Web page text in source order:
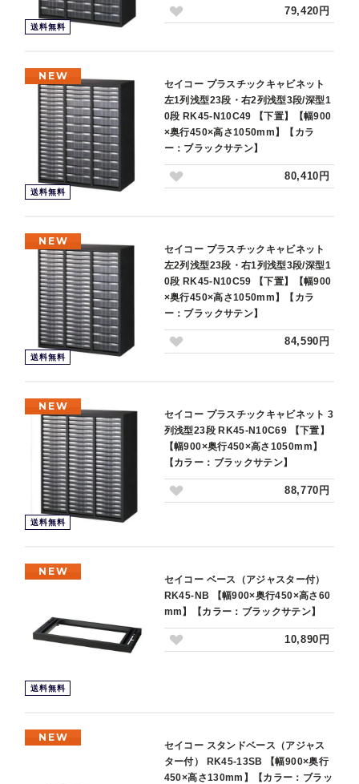
送料無料
79,420円
NEW
送料無料
セイコー プラスチックキャビネット
左1列浅型23段・右2列浅型3段/深型1
0段 RK45-N10C49 【下置】【幅900
×奥行450×高さ1050mm】【カラ
ー：ブラックサテン】
80,410円
NEW
送料無料
セイコー プラスチックキャビネット
左2列浅型23段・右1列浅型3段/深型1
0段 RK45-N10C59 【下置】【幅900
×奥行450×高さ1050mm】【カラ
ー：ブラックサテン】
84,590円
NEW
送料無料
セイコー プラスチックキャビネット 3
列浅型23段 RK45-N10C69 【下置】
【幅900×奥行450×高さ1050mm】
【カラー：ブラックサテン】
88,770円
NEW
送料無料
セイコー ベース（アジャスター付）
RK45-NB 【幅900×奥行450×高さ60
mm】【カラー：ブラックサテン】
10,890円
NEW
セイコー スタンドベース（アジャス
ター付） RK45-13SB 【幅900×奥行
450×高さ130mm】【カラー：ブラッ